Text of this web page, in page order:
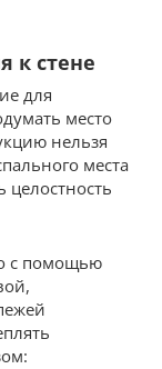
к стене
для
место
нельзя
места
целостность
с помощью